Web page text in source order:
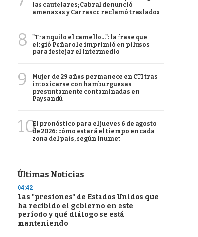
las cautelares; Cabral denunció
amenazas y Carrasco reclamó traslados
8
"Tranquilo el camello...": la frase que
eligió Peñarol e imprimió en pilusos
para festejar el Intermedio
9
Mujer de 29 años permanece en CTI tras
intoxicarse con hamburguesas
presuntamente contaminadas en
Paysandú
10El pronóstico para el jueves 6 de agosto
de 2026: cómo estará el tiempo en cada
zona del país, según Inumet
Últimas Noticias
04:42
Las "presiones" de Estados Unidos que
ha recibido el gobierno en este
período y qué diálogo se está
manteniendo